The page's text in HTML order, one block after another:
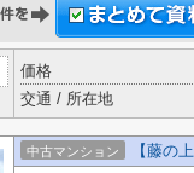
価格
交通 / 所在地
中古マンション 【藤の